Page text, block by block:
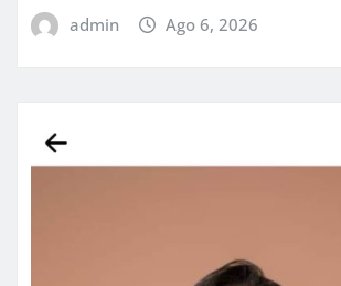
admin Ago 6, 2026